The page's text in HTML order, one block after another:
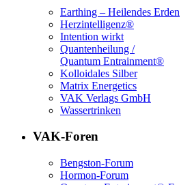
Earthing – Heilendes Erden
Herzintelligenz®
Intention wirkt
Quantenheilung /
Quantum Entrainment®
Kolloidales Silber
Matrix Energetics
VAK Verlags GmbH
Wassertrinken
VAK-Foren
Bengston-Forum
Hormon-Forum